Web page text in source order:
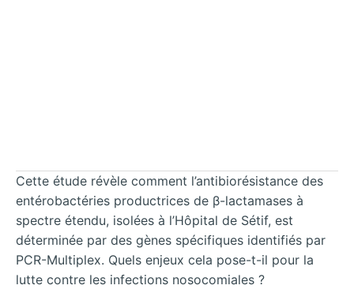
Cette étude révèle comment l’antibiorésistance des
entérobactéries productrices de β-lactamases à
spectre étendu, isolées à l’Hôpital de Sétif, est
déterminée par des gènes spécifiques identifiés par
PCR-Multiplex. Quels enjeux cela pose-t-il pour la
lutte contre les infections nosocomiales ?